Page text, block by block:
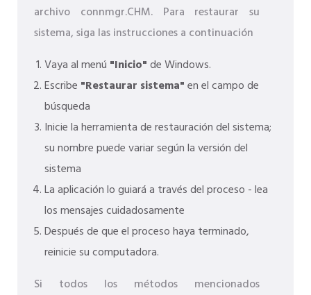
archivo connmgr.CHM. Para restaurar su
sistema, siga las instrucciones a continuación
Vaya al menú "Inicio"de Windows.
Escribe "Restaurar sistema"en el campo de
búsqueda
Inicie la herramienta de restauración del sistema;
su nombre puede variar según la versión del
sistema
La aplicación lo guiará a través del proceso - lea
los mensajes cuidadosamente
Después de que el proceso haya terminado,
reinicie su computadora.
Si todos los métodos mencionados